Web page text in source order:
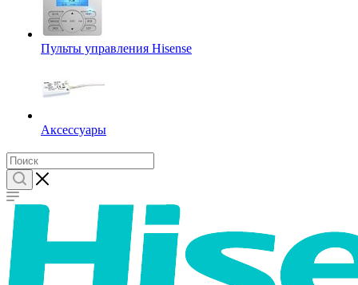
Пульты управления Hisense
Аксессуары